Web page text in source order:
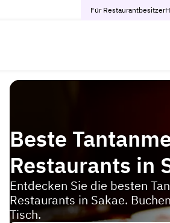
Für Restaurantbesitzer
Beste
Restaurants in
Entdecken Sie die besten
Restaurants in Sakae.
Tisch.